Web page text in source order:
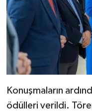
Konuşmaların
ödülleri verildi.